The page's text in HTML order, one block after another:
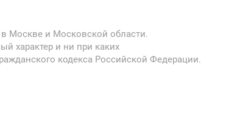
Москве и Московской области.
характер и ни при каких
кодекса Российской Федерации.